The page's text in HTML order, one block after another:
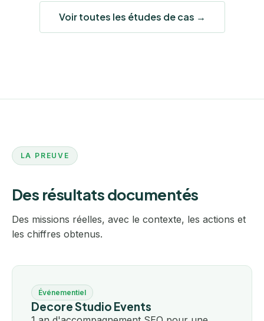
Voir toutes les études de cas →
LA PREUVE
Des résultats documentés
Des missions réelles, avec le contexte, les actions et
les chiffres obtenus.
Événementiel
Decore Studio Events